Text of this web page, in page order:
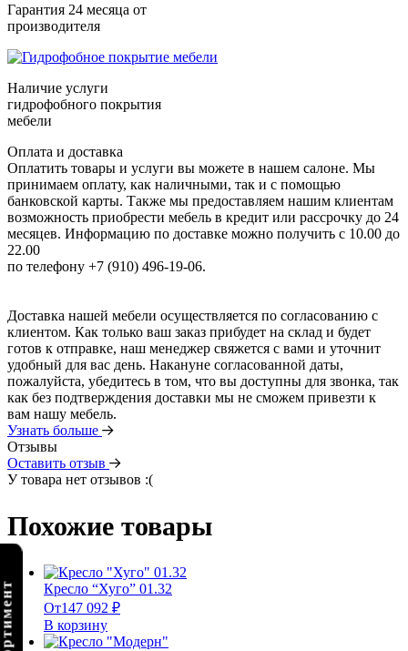
Гарантия 24 месяца от
производителя
Наличие услуги
гидрофобного покрытия
мебели
Оплата и доставка
Оплатить товары и услуги вы можете в нашем салоне. Мы
принимаем оплату, как наличными, так и с помощью
банковской карты. Также мы предоставляем нашим клиентам
возможность приобрести мебель в кредит или рассрочку до 24
месяцев. Информацию по доставке можно получить с 10.00 до
22.00
по телефону +7 (910) 496-19-06.
Доставка нашей мебели осуществляется по согласованию с
клиентом. Как только ваш заказ прибудет на склад и будет
готов к отправке, наш менеджер свяжется с вами и уточнит
удобный для вас день. Накануне согласованной даты,
пожалуйста, убедитесь в том, что вы доступны для звонка, так
как без подтверждения доставки мы не сможем привезти к
вам нашу мебель.
Узнать больше
Отзывы
Оставить отзыв
У товара нет отзывов :(
Похожие товары
Кресло “Хуго” 01.32
От147 092 ₽
В корзину